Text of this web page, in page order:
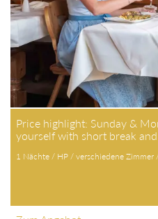
Price highlight: Sunday &
yourself with short break